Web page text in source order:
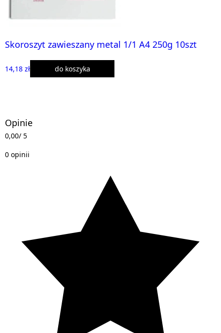
Skoroszyt zawieszany metal 1/1 A4 250g 10szt
14,18 zł do koszyka
Opinie
0,00/ 5
0 opinii